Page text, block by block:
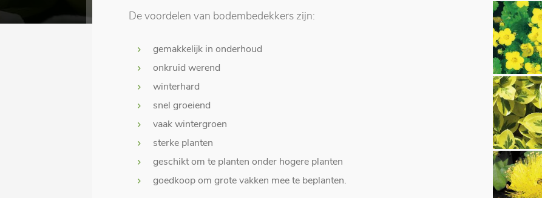
De voordelen van bodembedekkers zijn:
gemakkelijk in onderhoud
onkruid werend
winterhard
snel groeiend
vaak wintergroen
sterke planten
geschikt om te planten onder hogere planten
goedkoop om grote vakken mee te beplanten.